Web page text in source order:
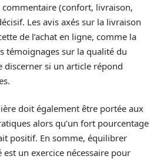
(confort, livraison,
Les avis axés sur la livraison
de l’achat en ligne, comme la
témoignages sur la qualité du
si un article répond
doit également être portée aux
alors qu’un fort pourcentage
positif. En somme, équilibrer
un exercice nécessaire pour